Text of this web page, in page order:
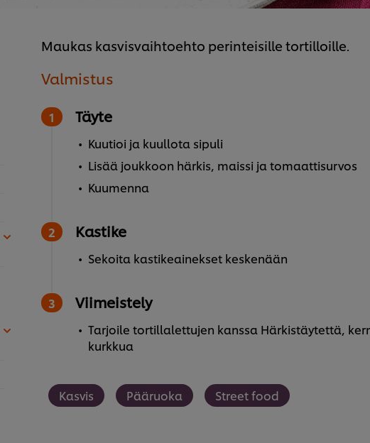
Maukas kasvisvaihtoehto perinteisille tortilloille.
Valmistus
Täyte
Kuutioi ja kuullota sipuli
Lisää joukkoon härkis, maissi ja tomaattisurvos
Kuumenna
Kastike
Sekoita kastikeainekset keskenään
Viimeistely
Tarjoile tortillalettujen kanssa Härkistäytettä,
kurkkua
Kasvis Pääruoka Street food